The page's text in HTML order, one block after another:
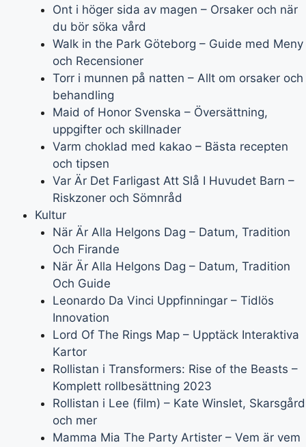
Ont i höger sida av magen – Orsaker och när
du bör söka vård
Walk in the Park Göteborg – Guide med Meny
och Recensioner
Torr i munnen på natten – Allt om orsaker och
behandling
Maid of Honor Svenska – Översättning,
uppgifter och skillnader
Varm choklad med kakao – Bästa recepten
och tipsen
Var Är Det Farligast Att Slå I Huvudet Barn –
Riskzoner och Sömnråd
Kultur
När Är Alla Helgons Dag – Datum, Tradition
Och Firande
När Är Alla Helgons Dag – Datum, Tradition
Och Guide
Leonardo Da Vinci Uppfinningar – Tidlös
Innovation
Lord Of The Rings Map – Upptäck Interaktiva
Kartor
Rollistan i Transformers: Rise of the Beasts –
Komplett rollbesättning 2023
Rollistan i Lee (film) – Kate Winslet, Skarsgård
och mer
Mamma Mia The Party Artister – Vem är vem